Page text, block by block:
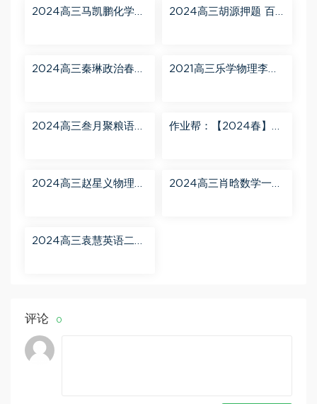
2024高三马凯鹏化学一
2024高三胡源押题 百
2024高三秦琳政治春季
2021高三乐学物理李玮
2024高三叁月聚粮语文
作业帮：【2024春】高
2024高三赵星义物理二
2024高三肖晗数学一轮
2024高三袁慧英语二轮
评论 0